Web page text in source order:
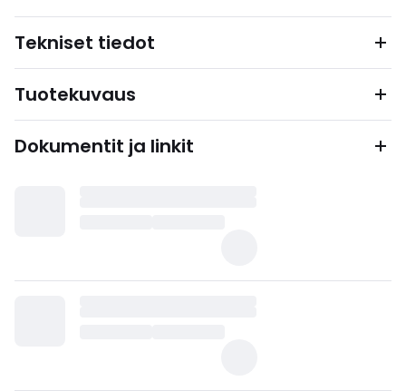
Tekniset tiedot
Tuotekuvaus
Dokumentit ja linkit